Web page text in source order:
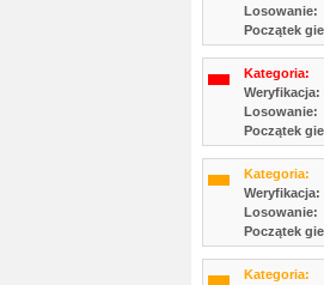
Losowanie:
Początek
Kategoria:
Weryfikacja:
Losowanie:
Początek
Kategoria:
Weryfikacja:
Losowanie:
Początek
Kategoria: